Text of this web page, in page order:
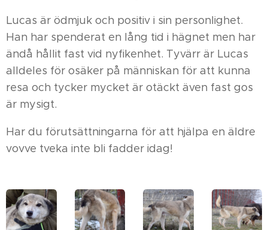
Lucas är ödmjuk och positiv i sin personlighet.
Han har spenderat en lång tid i hägnet men har
ändå hållit fast vid nyfikenhet. Tyvärr är Lucas
alldeles för osäker på människan för att kunna
resa och tycker mycket är otäckt även fast gos
är mysigt.
Har du förutsättningarna för att hjälpa en äldre
vovve tveka inte bli fadder idag!